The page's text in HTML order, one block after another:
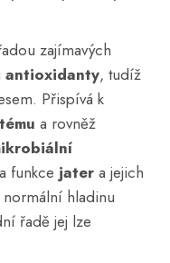
zajímavých
antioxidanty, tudíž
Přispívá k
a rovněž
funkce jater a jejich
normální hladinu
řadě jej lze